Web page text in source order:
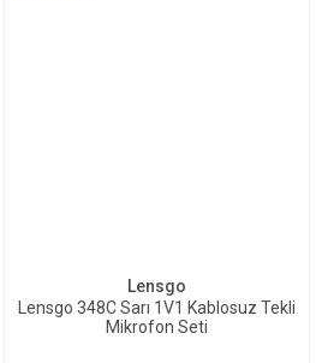
Lensgo
Lensgo 348C Sarı 1V1 Kablosuz Tekli
Mikrofon Seti